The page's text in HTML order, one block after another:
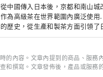
中國傳入日本後，京都和南山
為高級茶在世界範圍內廣泛使
歷史，從生產和製茶方面引領
好、保存完好的獨特而美麗的
的內容。文章內提到的商品、服
和撰寫。文章發佈後，產品或服務